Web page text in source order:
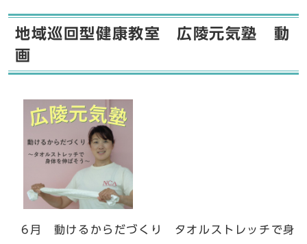
地域巡回型健康教室 広陵元気塾 動
画
6月 動けるからだづくり タオルストレッチで身